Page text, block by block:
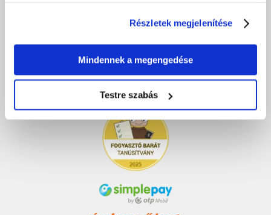
Részletek megjelenítése
Mindennek a megengedése
Testre szabás
Számlázás